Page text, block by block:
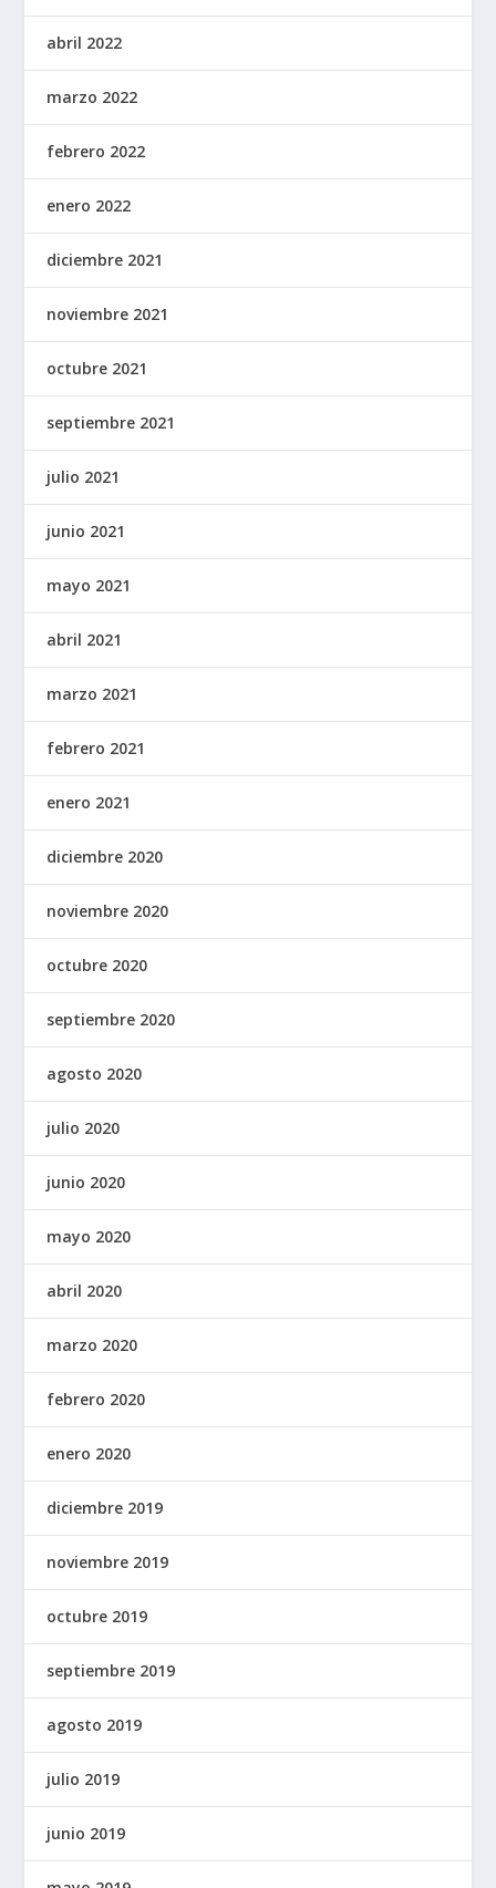
abril 2022
marzo 2022
febrero 2022
enero 2022
diciembre 2021
noviembre 2021
octubre 2021
septiembre 2021
julio 2021
junio 2021
mayo 2021
abril 2021
marzo 2021
febrero 2021
enero 2021
diciembre 2020
noviembre 2020
octubre 2020
septiembre 2020
agosto 2020
julio 2020
junio 2020
mayo 2020
abril 2020
marzo 2020
febrero 2020
enero 2020
diciembre 2019
noviembre 2019
octubre 2019
septiembre 2019
agosto 2019
julio 2019
junio 2019